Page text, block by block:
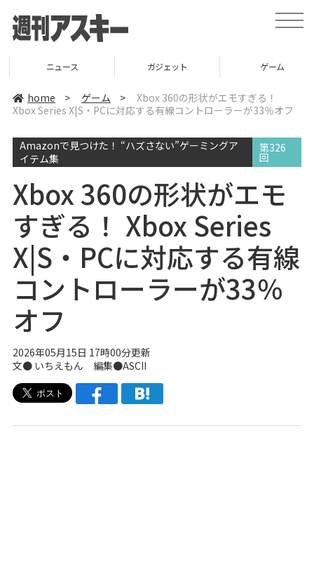
t
o
i
o
ニュース ガジェット ゲーム
home > ゲーム >
Xbox 360の形状がエモすぎる！
Xbox Series X|S・PCに対応する有線コントローラーが33％オフ
Amazonで見つけた！ “ハズさない”ゲーミングア
イテム集
第326
回
Xbox 360の形状がエモ
すぎる！ Xbox Series
X|S・PCに対応する有線
コントローラーが33％
オフ
2026年05月15日 17時00分更新
文● いちえもん 編集●ASCII